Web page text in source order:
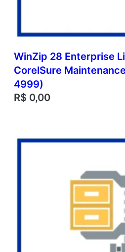
WinZip 28 Enterprise
CorelSure
4999)
R$ 0,00